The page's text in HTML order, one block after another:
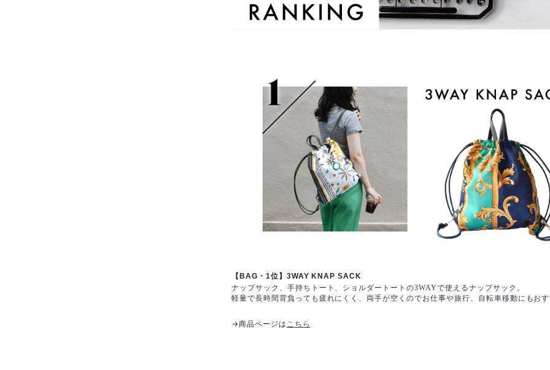
【BAG・1位】 3WAY KNAP SACK
ナップサック、手持ちトート、ショルダートートの3WAYで使えるナップサック。
軽量で長時間背負っても疲れにくく、両手が空くのでお仕事や旅行、自転車移動にもお
→商品ページは こちら